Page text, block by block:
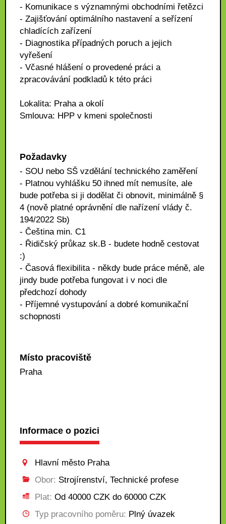
- Komunikace s významnými obchodními řetězci
- Zajišťování optimálního nastavení a seřízení
chladících zařízení
- Diagnostika případných poruch a jejich
vyřešení
- Včasné hlášení o provedené práci a
zpracovávání podkladů k této práci
Lokalita: Praha a okolí
Smlouva: HPP v kmeni společnosti
Požadavky
- SOU nebo SŠ vzdělání technického zaměření
- Platnou vyhlášku 50 ihned mít nemusíte, ale
bude potřeba si ji dodělat či obnovit, minimálně §
4 (nově platné oprávnění dle nařízení vlády č.
194/2022 Sb)
- Čeština min. C1
- Řidičský průkaz sk.B - budete hodně cestovat
:)
- Časová flexibilita - někdy bude práce méně, ale
jindy bude potřeba fungovat i v noci dle
předchozí dohody
- Příjemné vystupování a dobré komunikační
schopnosti
Místo pracoviště
Praha
Informace o pozici
Hlavní město Praha
Obor: Strojírenství, Technické profese
Plat: Od 40000 CZK do 60000 CZK
Typ pracovního poměru: Plný úvazek